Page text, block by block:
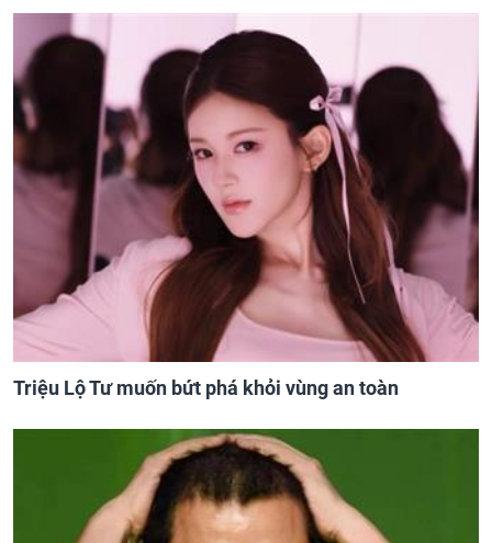
Triệu Lộ Tư muốn bứt phá khỏi vùng an toàn